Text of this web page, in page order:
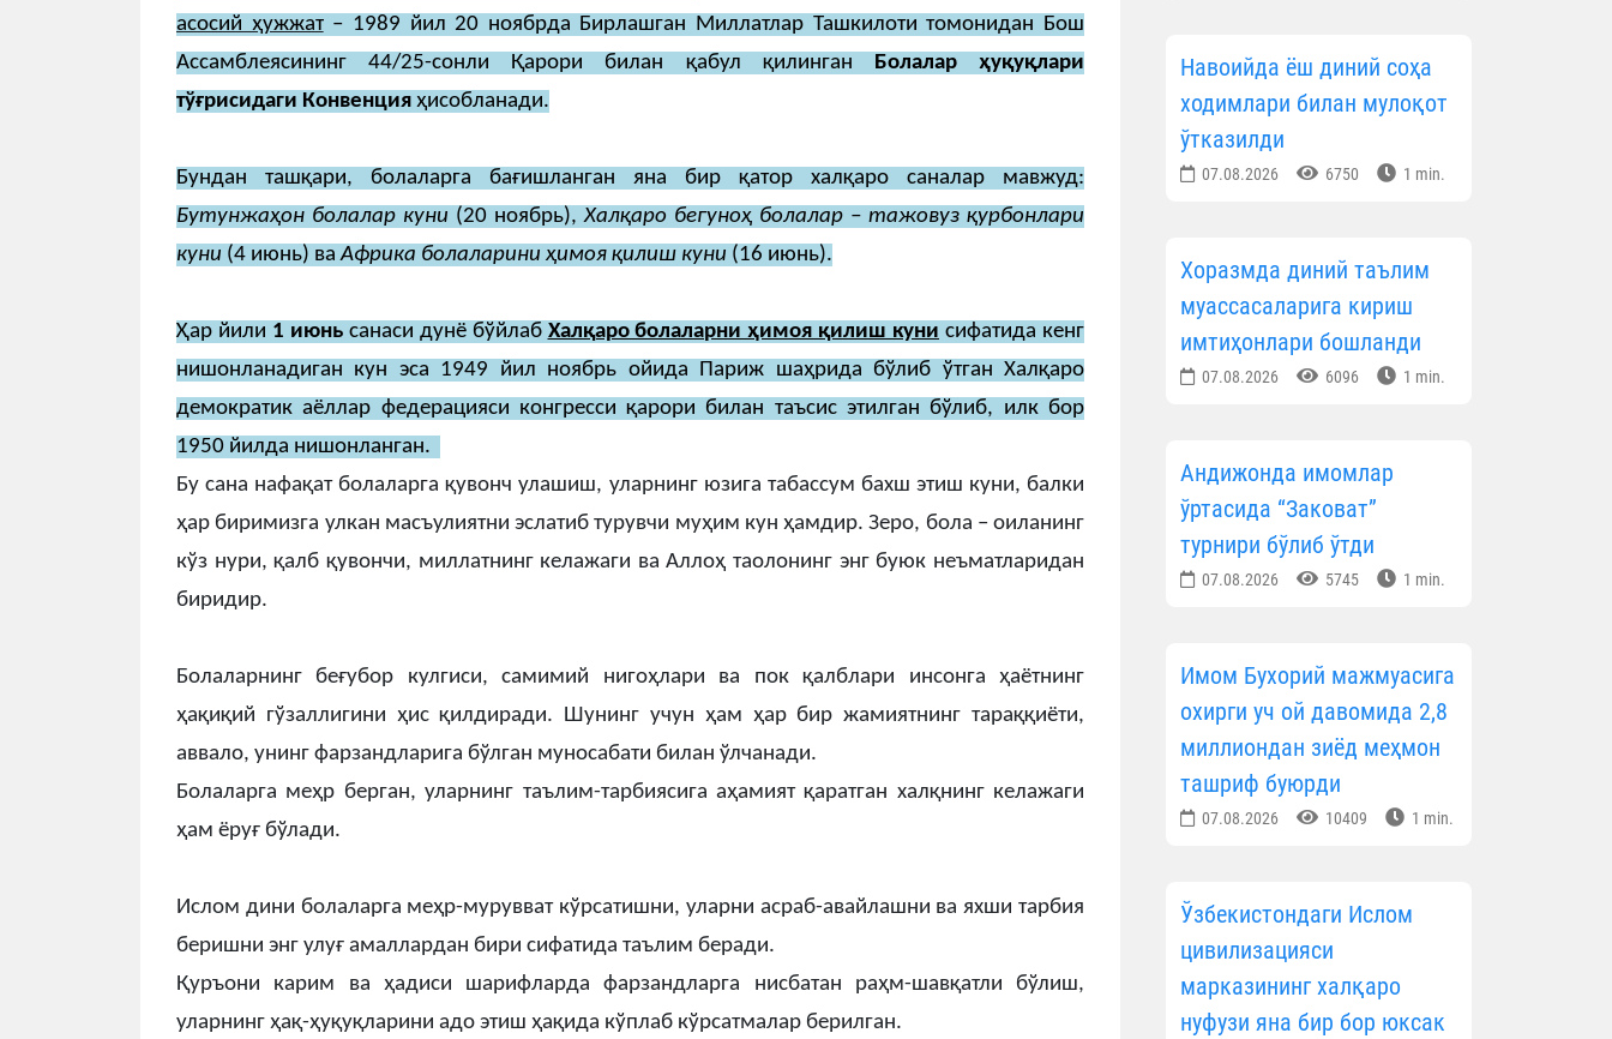
асосий ҳужжат– 1989 йил 20 ноябрда Бирлашган Миллатлар Ташкилоти томонидан Бош
Ассамблеясининг 44/25-сонли Қарори билан қабул қилинган Болалар ҳуқуқлари
тўғрисидаги Конвенция ҳисобланади.
Бундан ташқари, болаларга бағишланган яна бир қатор халқаро саналар мавжуд:
Бутунжаҳон болалар куни (20 ноябрь),Халқаро бегуноҳ болалар – тажовуз қурбонлари
куни (4 июнь) ваАфрика болаларини ҳимоя қилиш куни (16 июнь).
Ҳар йили 1 июньсанаси дунё бўйлаб Халқаро болаларни ҳимоя қилиш куни сифатида кенг
нишонланадиган кун эса 1949 йил ноябрь ойида Париж шаҳрида бўлиб ўтган Халқаро
демократик аёллар федерацияси конгресси қарори билан таъсис этилган бўлиб, илк бор
1950 йилда нишонланган.
Бу сана нафақат болаларга қувонч улашиш, уларнинг юзига табассум бахш этиш куни, балки
ҳар биримизга улкан масъулиятни эслатиб турувчи муҳим кун ҳамдир. Зеро, бола – оиланинг
кўз нури, қалб қувончи, миллатнинг келажаги ва Аллоҳ таолонинг энг буюк неъматларидан
биридир.
Болаларнинг беғубор кулгиси, самимий нигоҳлари ва пок қалблари инсонга ҳаётнинг
ҳақиқий гўзаллигини ҳис қилдиради. Шунинг учун ҳам ҳар бир жамиятнинг тараққиёти,
аввало, унинг фарзандларига бўлган муносабати билан ўлчанади.
Болаларга меҳр берган, уларнинг таълим-тарбиясига аҳамият қаратган халқнинг келажаги
ҳам ёруғ бўлади.
Ислом дини болаларга меҳр-мурувват кўрсатишни, уларни асраб-авайлашни ва яхши тарбия
беришни энг улуғ амаллардан бири сифатида таълим беради.
Қуръони карим ва ҳадиси шарифларда фарзандларга нисбатан раҳм-шавқатли бўлиш,
уларнинг ҳақ-ҳуқуқларини адо этиш ҳақида кўплаб кўрсатмалар берилган.
Навоийда ёш диний соҳа
ходимлари билан мулоқот
ўтказилди
07.08.2026 6750 1 min.
Хоразмда диний таълим
муассасаларига кириш
имтиҳонлари бошланди
07.08.2026 6096 1 min.
Андижонда имомлар
ўртасида “Заковат”
турнири бўлиб ўтди
07.08.2026 5745 1 min.
Имом Бухорий мажмуасига
охирги уч ой давомида 2,8
миллиондан зиёд меҳмон
ташриф буюрди
07.08.2026 10409 1 min.
Ўзбекистондаги Ислом
цивилизацияси
марказининг халқаро
нуфузи яна бир бор юксак